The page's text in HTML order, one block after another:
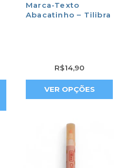
Marca-Texto
Abacatinho – Tilibra
R$14,90
VER OPÇÕES